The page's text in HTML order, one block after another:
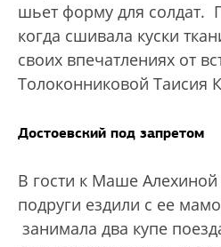
шьет форму для солдат.
когда сшивала куски
своих впечатлениях от
Толоконниковой Таисия
Достоевский под запретом
В гости к Маше Алехиной
подруги ездили с ее
занимала два купе